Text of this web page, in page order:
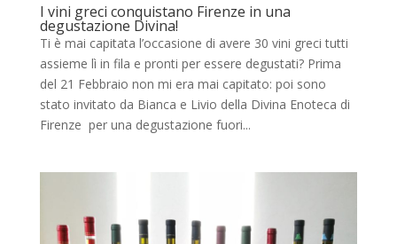
I vini greci conquistano Firenze in una
degustazione Divina!
Ti è mai capitata l’occasione di avere 30 vini greci tutti
assieme lì in fila e pronti per essere degustati? Prima
del 21 Febbraio non mi era mai capitato: poi sono
stato invitato da Bianca e Livio della Divina Enoteca di
Firenze per una degustazione fuori...